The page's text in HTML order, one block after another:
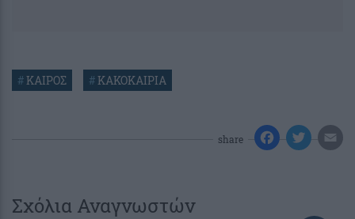
#ΚΑΙΡΟΣ #ΚΑΚΟΚΑΙΡΙΑ
share
Σχόλια Αναγνωστών